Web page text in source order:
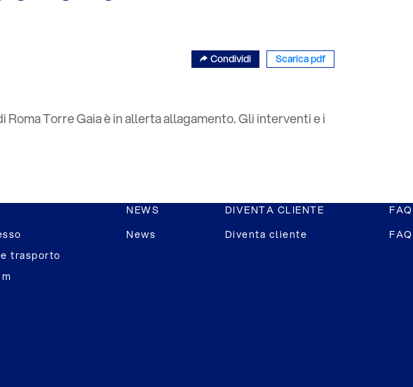
Condividi Scarica pdf
Torre Gaia è in allerta allagamento. Gli interventi e i
trasporto
NEWS
News
DIVENTA CLIENTE
Diventa cliente
FAQ
FAQ